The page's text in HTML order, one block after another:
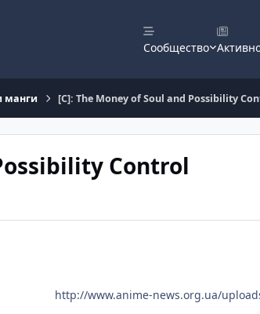
Сообщество
манги [C]: The Money of Soul and Possibility
Control
http://www.anime-news.org.ua/